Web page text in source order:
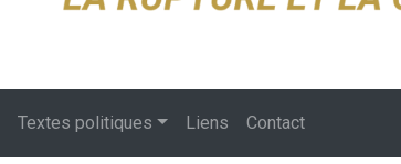
Textes politiques Liens Contact